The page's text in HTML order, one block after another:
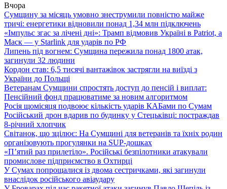
Вчора
Сумщину за місяць умовно знеструмили повністю майже
тричі: енергетики відновили понад 1,34 млн підключень
«Імпульс згас за лічені дні»: Трамп відмовив Україні в Patriot, а
Маск — у Starlink для ударів по РФ
Липень під вогнем: Сумщина пережила понад 1800 атак,
загинули 32 людини
Кордон став: 6,5 тисячі вантажівок застрягли на виїзді з
України до Польщі
Ветеранам Сумщини спростять доступ до пенсій і виплат:
Пенсійний фонд працюватиме за новим алгоритмом
Росія щомісяця подвоює кількість ударів КАБами по Сумам
Російський дрон вдарив по будинку у Стецьківці: постраждав
8-річний хлопчик
Світанок, що зцілює: На Сумщині для ветеранів та їхніх родин
організовують прогулянки на SUP-дошках
«П’ятий раз прилетіло». Російські безпілотники атакували
промислове підприємство в Охтирці
У Сумах попрощалися із двома сестричками, які загинули
внаслідок російського авіаудару